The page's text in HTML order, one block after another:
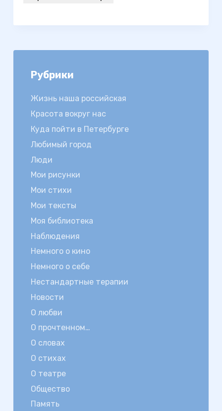
Рубрики
Жизнь наша российская
Красота вокруг нас
Куда пойти в Петербурге
Любимый город
Люди
Мои рисунки
Мои стихи
Мои тексты
Моя библиотека
Наблюдения
Немного о кино
Немного о себе
Нестандартные терапии
Новости
О любви
О прочтенном…
О словах
О стихах
О театре
Общество
Память